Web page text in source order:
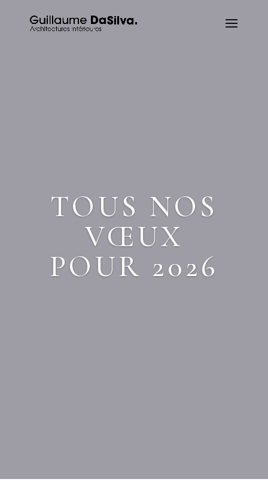
TOUS NOS
VŒUX
POUR 2026